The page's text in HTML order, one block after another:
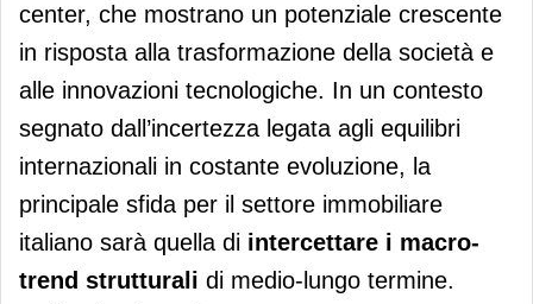
center, che mostrano un potenziale crescente
in risposta alla trasformazione della società e
alle innovazioni tecnologiche. In un contesto
segnato dall’incertezza legata agli equilibri
internazionali in costante evoluzione, la
principale sfida per il settore immobiliare
italiano sarà quella di intercettare i macro-
trend strutturali di medio-lungo termine.